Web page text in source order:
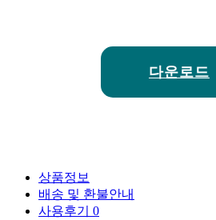
다운로드
상품정보
배송 및 환불안내
사용후기 0